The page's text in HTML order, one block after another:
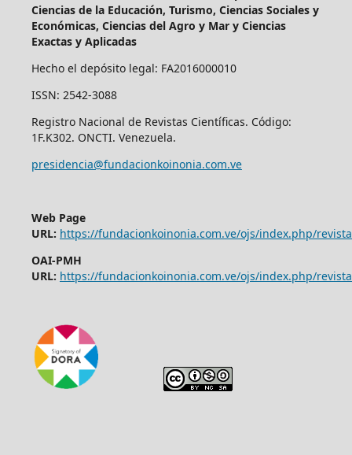
Ciencias de la Educación, Turismo, Ciencias Sociales y
Económicas, Ciencias del Agro y Mar y Ciencias
Exactas y Aplicadas
Hecho el depósito legal: FA2016000010
ISSN: 2542-3088
Registro Nacional de Revistas Científicas. Código:
1F.K302. ONCTI. Venezuela.
presidencia@fundacionkoinonia.com.ve
Web Page
URL: https://fundacionkoinonia.com.ve/ojs/index.php/
OAI-PMH
URL: https://fundacionkoinonia.com.ve/ojs/index.php/